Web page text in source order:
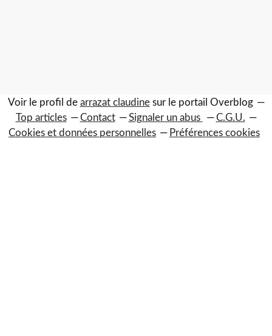
Voir le profil de arrazat claudinesur le portail Overblog
Top articles
Contact Signaler un abus
C.G.U.
Cookies et données personnelles
Préférences cookies